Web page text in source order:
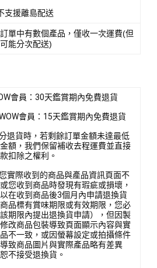
支援離島配送
單中有數個產品，僅收一次運費(但
能分次配送)
會員：30天鑑賞期內免費退貨
會員：15天鑑賞期內免費退貨
退貨時，若剩餘訂單金額未達最低
額，我們保留補收去程運費並直接
扣除之權利。
實際收到的商品與產品資訊頁面不
您收到商品時發現有瑕疵或損壞，
在收到商品後3個月內申請退換貨
商品標有賞味期限或有效期限，您必
期限內提出退換貨申請），但因製
改商品包裝導致頁面顯示內容與實
不一致，或因螢幕設定或拍攝條件
致商品圖片與實際產品略有差異
不接受退換貨。